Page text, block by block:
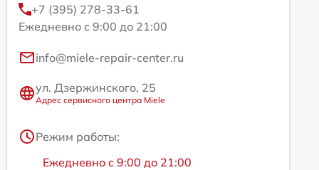
+7 (395) 278-33-61
Ежедневно с 9:00 до 21:00
info@miele-repair-center.ru
ул. Дзержинского, 25
Адрес сервисного центра Miele
Режим работы:
Ежедневно с 9:00 до 21:00